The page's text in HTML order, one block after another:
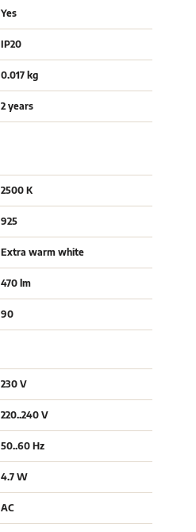
Yes
IP20
0.017 kg
2 years
2500 K
925
Extra warm white
470 lm
90
230 V
220..240 V
50..60 Hz
4.7 W
AC